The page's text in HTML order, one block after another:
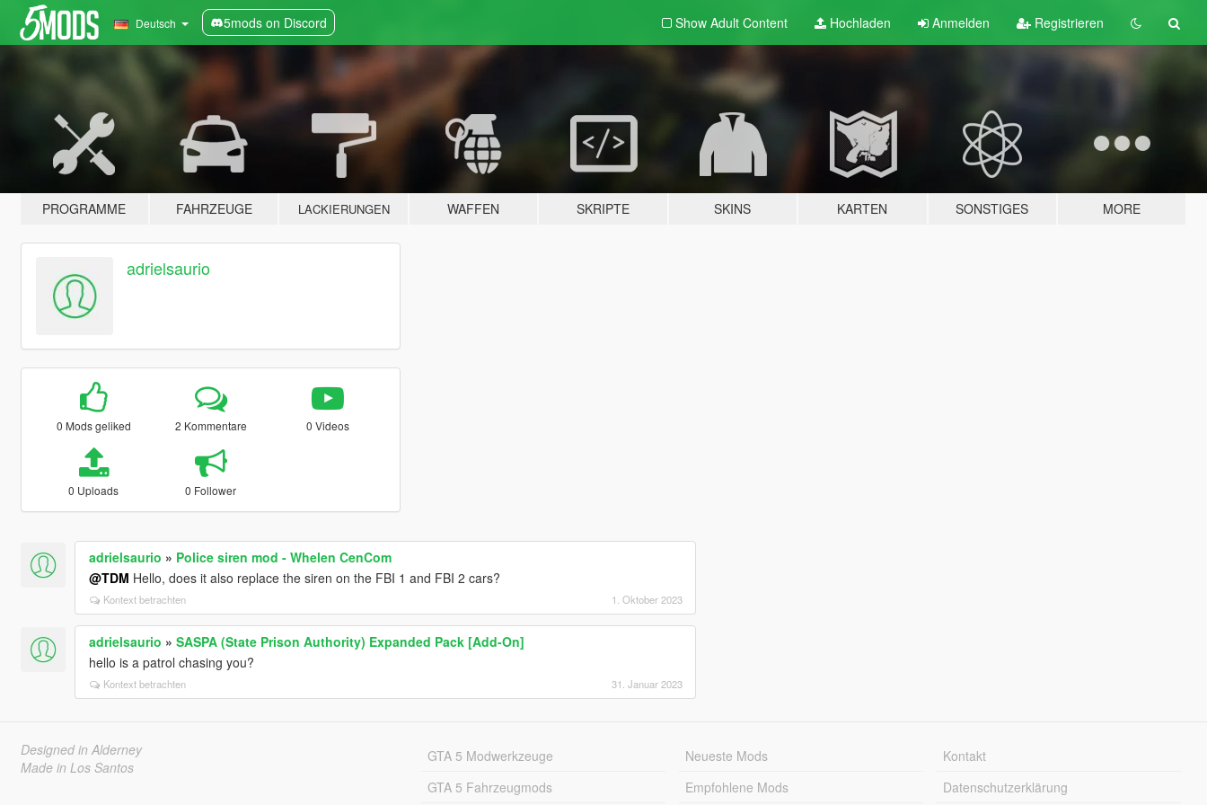
Deutsch 5mods on Discord Show Adult Content Hochladen Anmelden Registrieren
PROGRAMME FAHRZEUGE LACKIERUNGEN WAFFEN SKRIPTE SKINS KARTEN SONSTIGES MORE
adrielsaurio
0 Mods geliked 2 Kommentare 0 Videos
0 Uploads 0 Follower
adrielsaurio » Police siren mod - Whelen CenCom
@TDM Hello, does it also replace the siren on the FBI 1 and FBI 2 cars?
Kontext betrachten 1. Oktober 2023
adrielsaurio » SASPA (State Prison Authority) Expanded Pack [Add-On]
hello is a patrol chasing you?
Kontext betrachten 31. Januar 2023
Designed in Alderney
Made in Los Santos
GTA 5 Modwerkzeuge
GTA 5 Fahrzeugmods
Neueste Mods
Empfohlene Mods
Kontakt
Datenschutzerklärung